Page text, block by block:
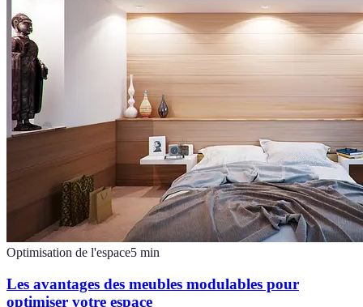
Optimisation de l'espace5 min
Les avantages des meubles modulables pour
optimiser votre espace